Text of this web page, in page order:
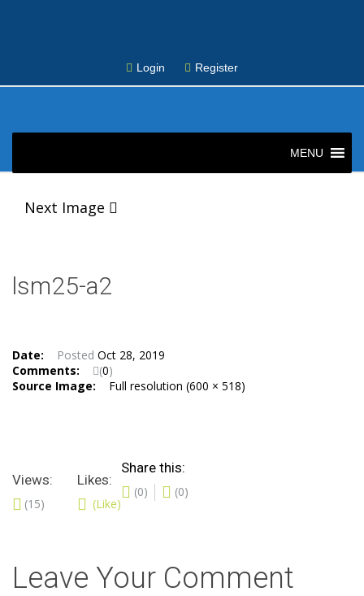
Login Register
Skip
MENU
Post
Next Image
lsm25-a2
Date: Posted Oct 28, 2019
Comments:
(0)
Source Image:
Full resolution (600 × 518)
Share this:
(0) (0)
Views:
(15)
Likes:
(Like)
Leave Your Comment